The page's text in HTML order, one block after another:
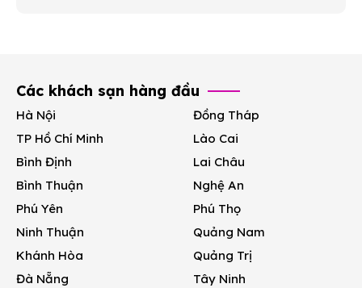
Các khách sạn hàng đầu
Hà Nội
TP Hồ Chí Minh
Bình Định
Bình Thuận
Phú Yên
Ninh Thuận
Khánh Hòa
Đà Nẵng
Đồng Tháp
Lào Cai
Lai Châu
Nghệ An
Phú Thọ
Quảng Nam
Quảng Trị
Tây Ninh